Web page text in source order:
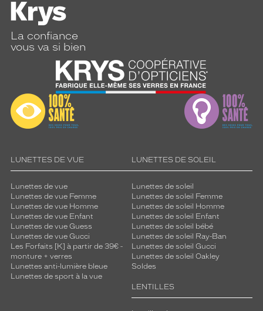
La confiance
vous va si bien
LUNETTES DE VUE
Lunettes de vue
Lunettes de vue Femme
Lunettes de vue Homme
Lunettes de vue Enfant
Lunettes de vue Guess
Lunettes de vue Gucci
Les Forfaits [K] à partir de 39€ -
monture + verres
Lunettes anti-lumière bleue
Lunettes de sport à la vue
LUNETTES DE SOLEIL
Lunettes de soleil
Lunettes de soleil Femme
Lunettes de soleil Homme
Lunettes de soleil Enfant
Lunettes de soleil bébé
Lunettes de soleil Ray-Ban
Lunettes de soleil Gucci
Lunettes de soleil Oakley
Soldes
LENTILLES